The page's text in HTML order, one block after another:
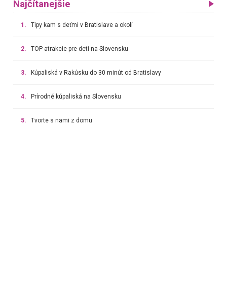
Najčítanejšie
1. Tipy kam s deťmi v Bratislave a okolí
2. TOP atrakcie pre deti na Slovensku
3. Kúpaliská v Rakúsku do 30 minút od Bratislavy
4. Prírodné kúpaliská na Slovensku
5. Tvorte s nami z domu